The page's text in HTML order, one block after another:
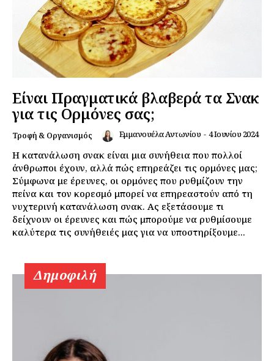
Είναι Πραγματικά βλαβερά τα Σνακ
για τις Ορμόνες σας;
Τροφή & Οργανισμός Εμμανουέλα Αντωνίου - 4 Ιουνίου 2024
Η κατανάλωση σνακ είναι μια συνήθεια που πολλοί
άνθρωποι έχουν, αλλά πώς επηρεάζει τις ορμόνες μας;
Σύμφωνα με έρευνες, οι ορμόνες που ρυθμίζουν την
πείνα και τον κορεσμό μπορεί να επηρεαστούν από τη
νυχτερινή κατανάλωση σνακ. Ας εξετάσουμε τι
δείχνουν οι έρευνες και πώς μπορούμε να ρυθμίσουμε
καλύτερα τις συνήθειές μας για να υποστηρίξουμε...
Δημοφιλή